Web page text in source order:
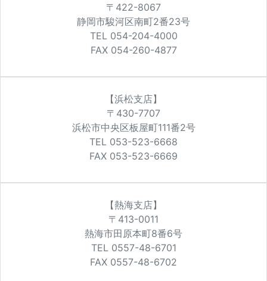
〒422-8067
静岡市駿河区南町2番23号
TEL 054-204-4000
FAX 054-260-4877
【浜松支店】
〒430-7707
浜松市中央区板屋町111番2号
TEL 053-523-6668
FAX 053-523-6669
【熱海支店】
〒413-0011
熱海市田原本町8番6号
TEL 0557-48-6701
FAX 0557-48-6702